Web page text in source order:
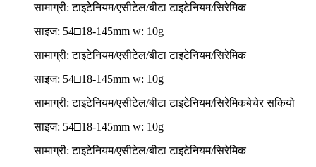
सामाग्री: टाइटेनियम/एसीटेल/बीटा टाइटेनियम/सिरेमिक
साइज: 54□18-145mm w: 10g
सामाग्री: टाइटेनियम/एसीटेल/बीटा टाइटेनियम/सिरेमिक
साइज: 54□18-145mm w: 10g
सामाग्री: टाइटेनियम/एसीटेल/बीटा टाइटेनियम/सिरेमिकबेचेर सकियो
साइज: 54□18-145mm w: 10g
सामाग्री: टाइटेनियम/एसीटेल/बीटा टाइटेनियम/सिरेमिक